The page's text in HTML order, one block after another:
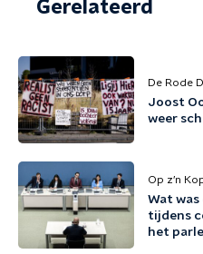
Gerelateerd
De Rode
Joost
weer
Op z’n
Wat
tijdens
het